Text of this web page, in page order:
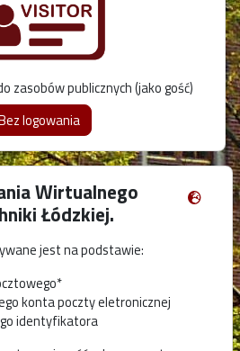
zasobów publicznych (jako gość)
Wirtualnego
Łódzkiej.
jest na podstawie:
konta poczty eletronicznej
identyfikatora